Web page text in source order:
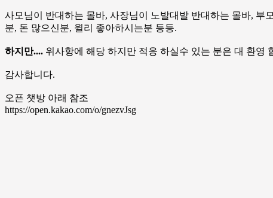
사모님이 반대하는 몰바, 사장님이 노발대발 반대하는 몰바, 부
분, 돈 많으신분, 윌리 좋아하시는분 등등.
하지만.... 위사항에 해당 하지만 적응 하실수 있는 분은 대 환영
감사합니다.
오픈 챗방 아래 참조
https://open.kakao.com/o/gnezvJsg